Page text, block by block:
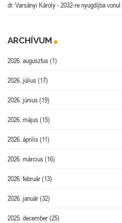
dr. Varsányi Károly-2032-re nyugdíjba
ARCHÍVUM
2026. augusztus(1)
2026. július(17)
2026. június(19)
2026. május(15)
2026. április(11)
2026. március(16)
2026. február(13)
2026. január(32)
2025. december(25)